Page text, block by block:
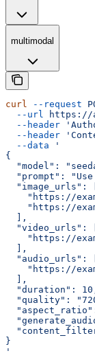
multimodal
curl --request
  --url
https://
  --header
  --header
  --data
'
{
"model":
"prompt":
  "image_urls": [
"https://
"https://
  ],
  "video_urls": [
"https://
  ],
  "audio_urls": [
"https://
  ],
"duration":
"quality":
}
'